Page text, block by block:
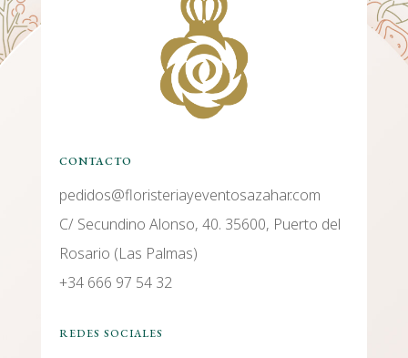
CONTACTO
pedidos@floristeriayeventosazahar.com
C/ Secundino Alonso, 40. 35600, Puerto del
Rosario (Las Palmas)
+34 666 97 54 32
REDES SOCIALES